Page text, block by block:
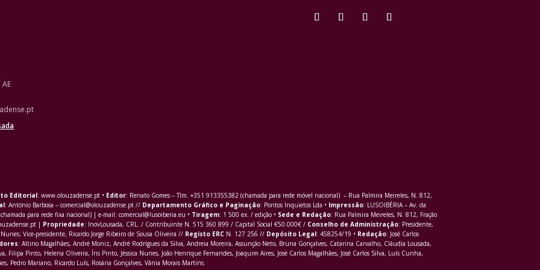
Editorial: www.olouzadense.pt • Editor: Renato Gomes – Tlm. +351 913355382 (chamada para rede móvel nacional) – Rua Palmira Meireles, N. 812,
: António Barbosa – comercial@olouzadense.pt // Departamento Gráfico e Paginação: Pontos Inquietos Lda • Impressão: LUSOIBÉRIA – Av. da
para rede fixa nacional) | e-mail: comercial@lusoiberia.eu • Tiragem: 1 500 ex. / edição • Sede e Redação: Rua Palmira Meireles, N. 812, Fração
| Propriedade: InovLousada, CRL. / Contribuinte N. 515 360 899 / Capital Social €50.000€ / Conselho de Administração: Presidente,
Vice-presidente, Ricardo Jorge Ribeiro de Sousa Oliveira // Registo ERC N. 127 256 // Depósito Legal: 458254/19 • Redação: José Carlos
: Altino Magalhães, André Moniz, André Rodrigues da Silva, Andreia Moreira, Assunção Neto, Bruna Gonçalves, Catarina Carvalho, Cláudia Lousada,
Filipa Pinto, Helena Oliveira, Íris Pinto, Jéssica Nunes, João Henrique Fernandes, Joaquim Aires, José Carlos Magalhães, José Carlos Silva, Luís Cunha,
Pedro Mariano, Ricardo Luís, Rosária Gonçalves, Vânia Morais Martins.